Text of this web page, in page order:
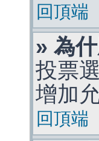
回頂端
» 為
投票
增加
回頂端